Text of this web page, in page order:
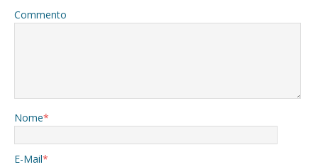
Commento
Nome*
E-Mail*